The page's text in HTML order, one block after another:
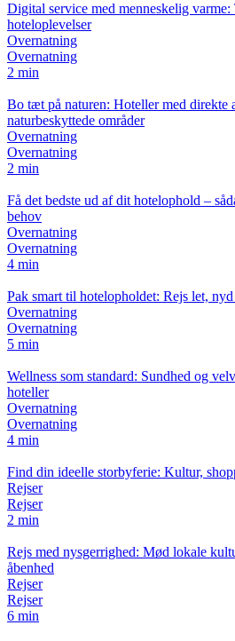
Digital service med menneskelig
hoteloplevelser
Overnatning
Overnatning
2 min
Bo tæt på naturen: Hoteller med direkte
naturbeskyttede områder
Overnatning
Overnatning
2 min
Få det bedste ud af dit hotelophold –
behov
Overnatning
Overnatning
4 min
Pak smart til hotelopholdet: Rejs let,
Overnatning
Overnatning
5 min
Wellness som standard: Sundhed og
hoteller
Overnatning
Overnatning
4 min
Find din ideelle storbyferie: Kultur,
Rejser
Rejser
2 min
Rejs med nysgerrighed: Mød lokale
åbenhed
Rejser
Rejser
6 min